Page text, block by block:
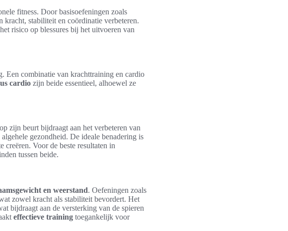
fitness. Door basisoefeningen zoals
stabiliteit en coördinatie verbeteren.
risico op blessures bij het uitvoeren van
Een combinatie van krachttraining en cardio
cardio zijn beide essentieel, alhoewel ze
zijn beurt bijdraagt aan het verbeteren van
gezondheid. De ideale benadering is
creëren. Voor de beste resultaten in
tussen beide.
en weerstand. Oefeningen zoals
zowel kracht als stabiliteit bevordert. Het
bijdraagt aan de versterking van de spieren
effectieve training toegankelijk voor